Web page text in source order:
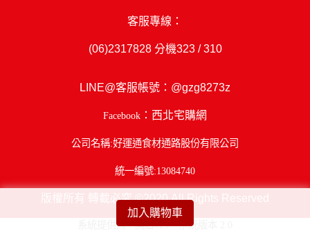
加入購物車
客服專線：
(06)2317828分機323 / 310
LINE@客服帳號： @gzg8273z
Facebook ：西北宅購網
公司名稱:好運通食材通路股份有限公司
統一編號:13084740
版權所有 轉載必究 ©2020 All Rights Reserved
系統提供商 - 開店123，系統版本 2.0